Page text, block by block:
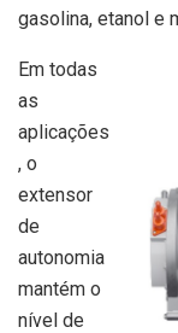
gasolina, etanol e
Em todas
as
aplicações
, o
extensor
de
autonomia
mantém o
nível de